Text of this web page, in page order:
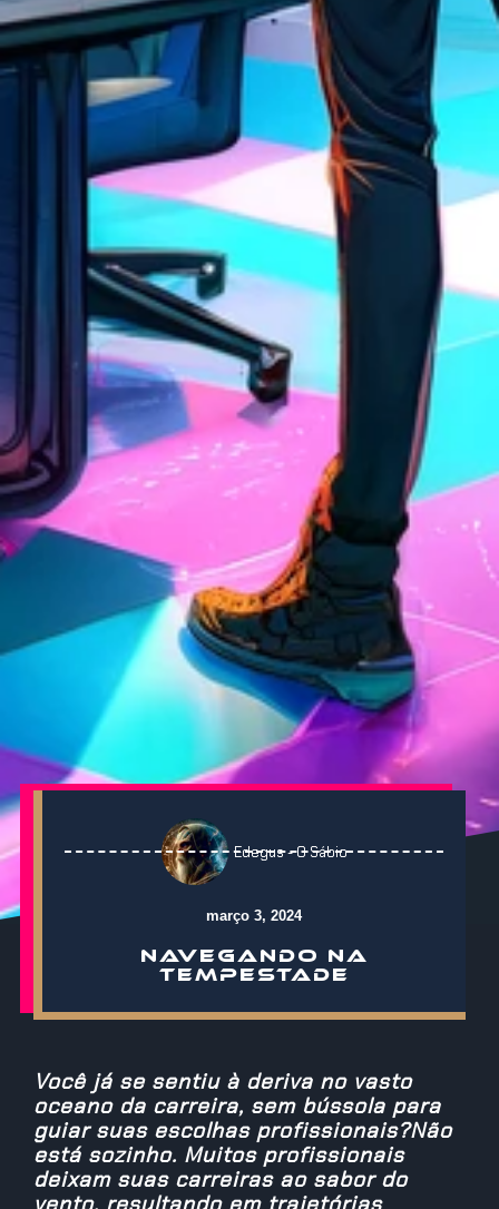
Edegus - O Sábio
março 3, 2024
NAVEGANDO NA
TEMPESTADE
Você já se sentiu à deriva no vasto
oceano da carreira, sem bússola para
guiar suas escolhas profissionais?Não
está sozinho. Muitos profissionais
deixam suas carreiras ao sabor do